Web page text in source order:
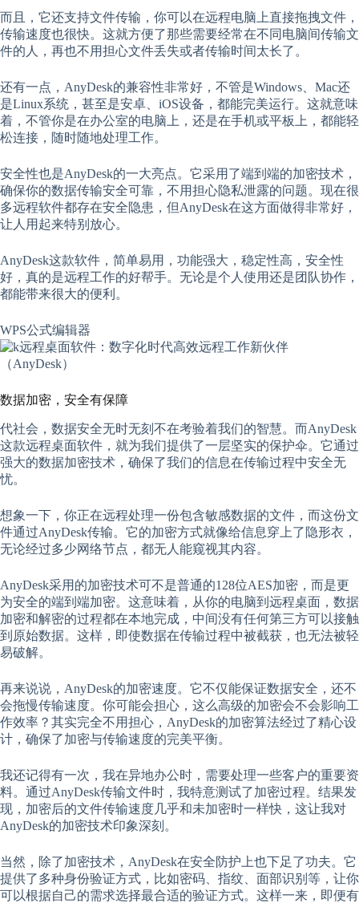
而且，它还支持文件传输，你可以在远程电脑上直接拖拽文件，
传输速度也很快。这就方便了那些需要经常在不同电脑间传输文
件的人，再也不用担心文件丢失或者传输时间太长了。
还有一点，AnyDesk的兼容性非常好，不管是Windows、Mac还
是Linux系统，甚至是安卓、iOS设备，都能完美运行。这就意味
着，不管你是在办公室的电脑上，还是在手机或平板上，都能轻
松连接，随时随地处理工作。
安全性也是AnyDesk的一大亮点。它采用了端到端的加密技术，
确保你的数据传输安全可靠，不用担心隐私泄露的问题。现在很
多远程软件都存在安全隐患，但AnyDesk在这方面做得非常好，
让人用起来特别放心。
AnyDesk这款软件，简单易用，功能强大，稳定性高，安全性
好，真的是远程工作的好帮手。无论是个人使用还是团队协作，
都能带来很大的便利。
WPS公式编辑器
数据加密，安全有保障
代社会，数据安全无时无刻不在考验着我们的智慧。而AnyDesk
这款远程桌面软件，就为我们提供了一层坚实的保护伞。它通过
强大的数据加密技术，确保了我们的信息在传输过程中安全无
忧。
想象一下，你正在远程处理一份包含敏感数据的文件，而这份文
件通过AnyDesk传输。它的加密方式就像给信息穿上了隐形衣，
无论经过多少网络节点，都无人能窥视其内容。
AnyDesk采用的加密技术可不是普通的128位AES加密，而是更
为安全的端到端加密。这意味着，从你的电脑到远程桌面，数据
加密和解密的过程都在本地完成，中间没有任何第三方可以接触
到原始数据。这样，即使数据在传输过程中被截获，也无法被轻
易破解。
再来说说，AnyDesk的加密速度。它不仅能保证数据安全，还不
会拖慢传输速度。你可能会担心，这么高级的加密会不会影响工
作效率？其实完全不用担心，AnyDesk的加密算法经过了精心设
计，确保了加密与传输速度的完美平衡。
我还记得有一次，我在异地办公时，需要处理一些客户的重要资
料。通过AnyDesk传输文件时，我特意测试了加密过程。结果发
现，加密后的文件传输速度几乎和未加密时一样快，这让我对
AnyDesk的加密技术印象深刻。
当然，除了加密技术，AnyDesk在安全防护上也下足了功夫。它
提供了多种身份验证方式，比如密码、指纹、面部识别等，让你
可以根据自己的需求选择最合适的验证方式。这样一来，即便有